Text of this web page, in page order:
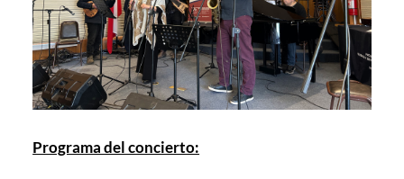
Programa del concierto: